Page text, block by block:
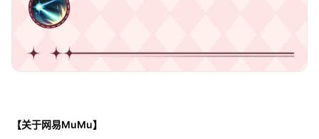
【关于网易MuMu】